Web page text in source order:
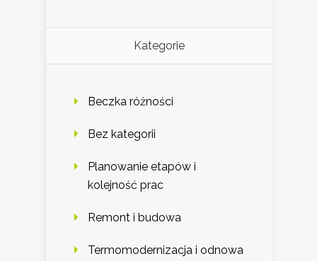
Kategorie
Beczka różności
Bez kategorii
Planowanie etapów i
kolejność prac
Remont i budowa
Termomodernizacja i odnowa